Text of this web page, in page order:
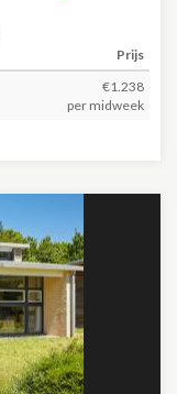
Prijs
€1.238
per midweek